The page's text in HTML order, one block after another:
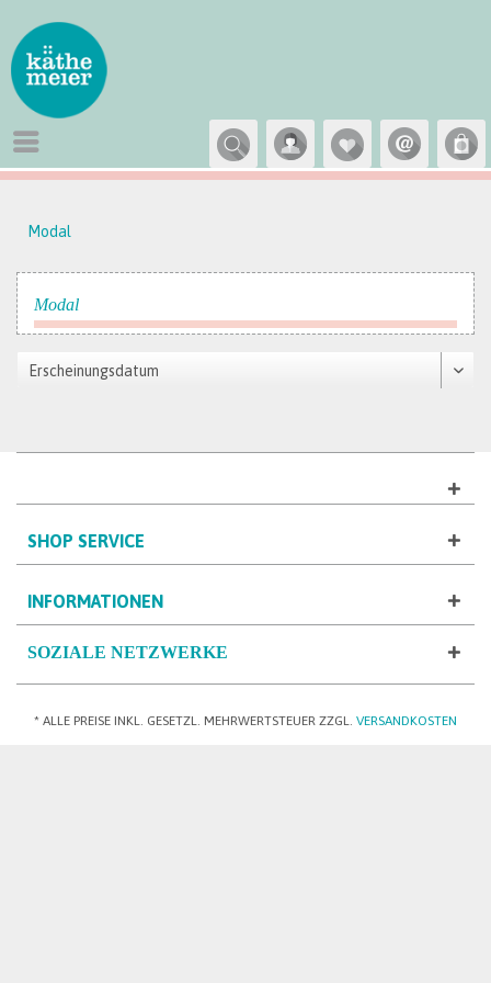
Modal
Modal
SHOP SERVICE
INFORMATIONEN
SOZIALE NETZWERKE
* ALLE PREISE INKL. GESETZL. MEHRWERTSTEUER ZZGL. VERSANDKOSTEN